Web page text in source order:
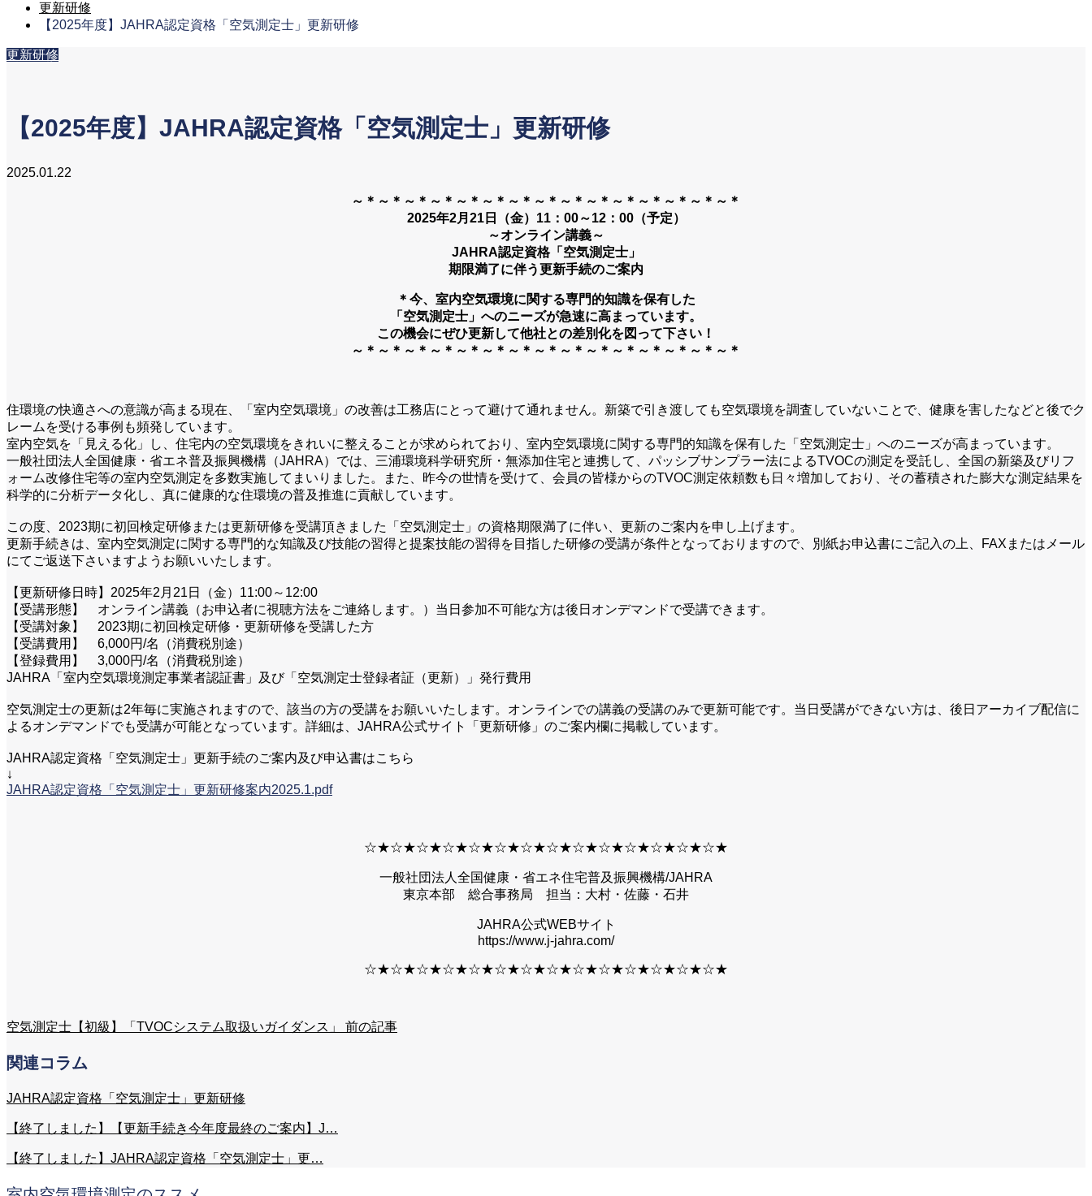
更新研修
【2025年度】JAHRA認定資格「空気測定士」更新研修
更新研修
【2025年度】JAHRA認定資格「空気測定士」更新研修
2025.01.22
～＊～＊～＊～＊～＊～＊～＊～＊～＊～＊～＊～＊～＊～＊～＊
2025年2月21日（金）11：00～12：00（予定）
～オンライン講義～
JAHRA認定資格「空気測定士」
期限満了に伴う更新手続のご案内
＊今、室内空気環境に関する専門的知識を保有した
「空気測定士」へのニーズが急速に高まっています。
この機会にぜひ更新して他社との差別化を図って下さい！
～＊～＊～＊～＊～＊～＊～＊～＊～＊～＊～＊～＊～＊～＊～＊
住環境の快適さへの意識が高まる現在、「室内空気環境」の改善は工務店にとって避けて通れません。新築で引き渡しても空気環境を調査していないことで、健康を害したなどと後でク
レームを受ける事例も頻発しています。
室内空気を「見える化」し、住宅内の空気環境をきれいに整えることが求められており、室内空気環境に関する専門的知識を保有した「空気測定士」へのニーズが高まっています。
一般社団法人全国健康・省エネ普及振興機構（JAHRA）では、三浦環境科学研究所・無添加住宅と連携して、パッシブサンプラー法によるTVOCの測定を受託し、全国の新築及びリフ
ォーム改修住宅等の室内空気測定を多数実施してまいりました。また、昨今の世情を受けて、会員の皆様からのTVOC測定依頼数も日々増加しており、その蓄積された膨大な測定結果を
科学的に分析データ化し、真に健康的な住環境の普及推進に貢献しています。
この度、2023期に初回検定研修または更新研修を受講頂きました「空気測定士」の資格期限満了に伴い、更新のご案内を申し上げます。
更新手続きは、室内空気測定に関する専門的な知識及び技能の習得と提案技能の習得を目指した研修の受講が条件となっておりますので、別紙お申込書にご記入の上、FAXまたはメール
にてご返送下さいますようお願いいたします。
【更新研修日時】2025年2月21日（金）11:00～12:00
【受講形態】 オンライン講義（お申込者に視聴方法をご連絡します。）当日参加不可能な方は後日オンデマンドで受講できます。
【受講対象】 2023期に初回検定研修・更新研修を受講した方
【受講費用】 6,000円/名（消費税別途）
【登録費用】 3,000円/名（消費税別途）
JAHRA「室内空気環境測定事業者認証書」及び「空気測定士登録者証（更新）」発行費用
空気測定士の更新は2年毎に実施されますので、該当の方の受講をお願いいたします。オンラインでの講義の受講のみで更新可能です。当日受講ができない方は、後日アーカイブ配信に
よるオンデマンドでも受講が可能となっています。詳細は、JAHRA公式サイト「更新研修」のご案内欄に掲載しています。
JAHRA認定資格「空気測定士」更新手続のご案内及び申込書はこちら
↓
JAHRA認定資格「空気測定士」更新研修案内2025.1.pdf
☆★☆★☆★☆★☆★☆★☆★☆★☆★☆★☆★☆★☆★☆★
一般社団法人全国健康・省エネ住宅普及振興機構/JAHRA
東京本部 総合事務局 担当：大村・佐藤・石井
JAHRA公式WEBサイト
https://www.j-jahra.com/
☆★☆★☆★☆★☆★☆★☆★☆★☆★☆★☆★☆★☆★☆★
空気測定士【初級】「TVOCシステム取扱いガイダンス」 前の記事
関連コラム
JAHRA認定資格「空気測定士」更新研修
【終了しました】【更新手続き今年度最終のご案内】J…
【終了しました】JAHRA認定資格「空気測定士」更…